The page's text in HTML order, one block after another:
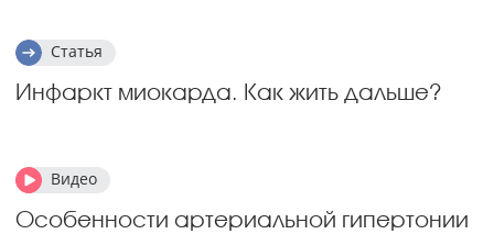
Статья
Инфаркт миокарда. Как жить дальше?
Видео
Особенности артериальной гипертонии